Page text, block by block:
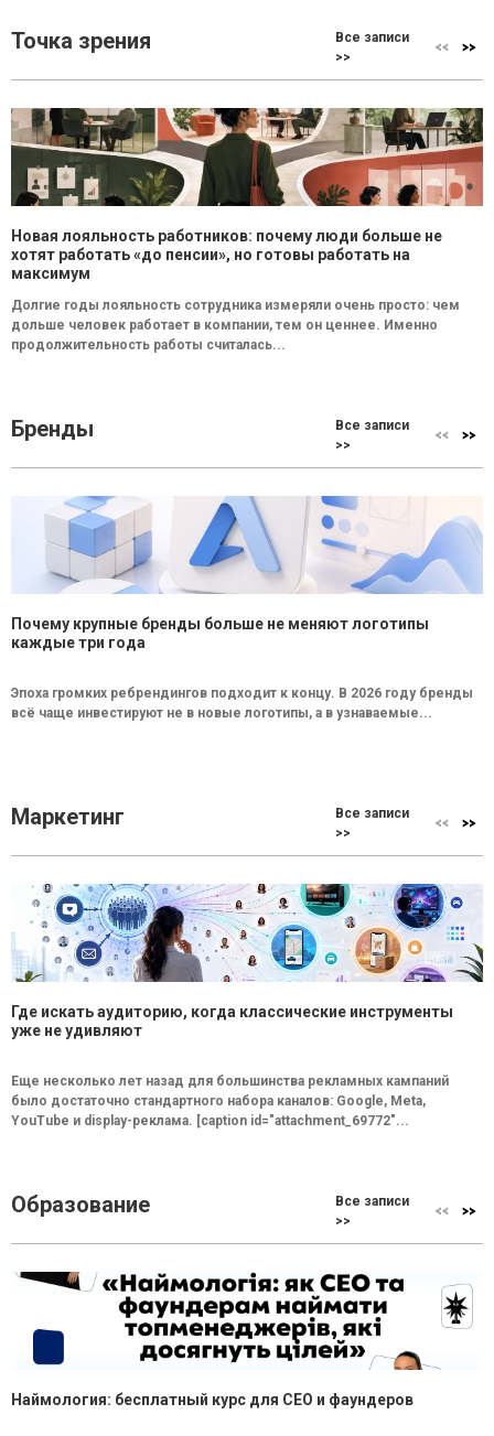
Точка зрения
Все записи
>>
Новая лояльность работников: почему люди больше не
хотят работать «до пенсии», но готовы работать на
максимум
Долгие годы лояльность сотрудника измеряли очень просто: чем
дольше человек работает в компании, тем он ценнее. Именно
продолжительность работы считалась...
Бренды
Все записи
>>
Почему крупные бренды больше не меняют логотипы
каждые три года
Эпоха громких ребрендингов подходит к концу. В 2026 году бренды
всё чаще инвестируют не в новые логотипы, а в узнаваемые...
Маркетинг
Все записи
>>
Где искать аудиторию, когда классические инструменты
уже не удивляют
Еще несколько лет назад для большинства рекламных кампаний
было достаточно стандартного набора каналов: Google, Meta,
YouTube и display-реклама. [caption id="attachment_69772"...
Образование
Все записи
>>
Наймология: бесплатный курс для CEO и фаундеров